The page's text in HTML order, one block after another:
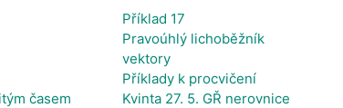
časem
Příklad 17
Pravoúhlý lichoběžník
vektory
Příklady k procvičení
Kvinta 27. 5. GŘ nerovnice